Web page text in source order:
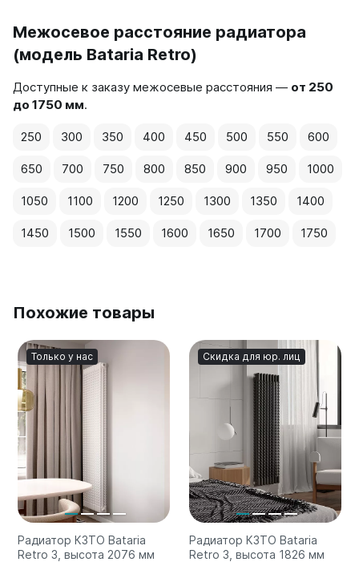
Межосевое расстояние радиатора
(модель Bataria Retro)
Доступные к заказу межосевые расстояния — от 250
до 1750 мм.
250 300 350 400 450 500 550 600
650 700 750 800 850 900 950 1000
1050 1100 1200 1250 1300 1350 1400
1450 1500 1550 1600 1650 1700 1750
Похожие товары
Только у нас
Радиатор КЗТО Bataria
Retro 3, высота 2076 мм
Скидка для юр. лиц
Радиатор КЗТО Bataria
Retro 3, высота 1826 мм